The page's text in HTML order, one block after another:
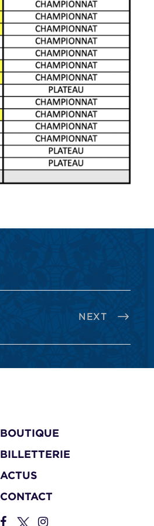
NEXT
BOUTIQUE
BILLETTERIE
ACTUS
CONTACT